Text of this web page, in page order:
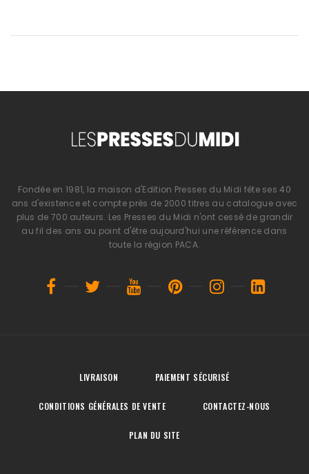
Fondée en 1981, la maison d'Edition Presses du Midi fête ses 40
ans d'existence et compte près de 2000 titres au catalogue avec
plus de 700 auteurs. Les Presses du Midi n'ont cessé de grandir
au fil des ans au point d'être aujourd'hui une référence dans
toute la région PACA.
LIVRAISON PAIEMENT SÉCURISÉ
CONDITIONS GÉNÉRALES DE VENTE CONTACTEZ-NOUS
PLAN DU SITE